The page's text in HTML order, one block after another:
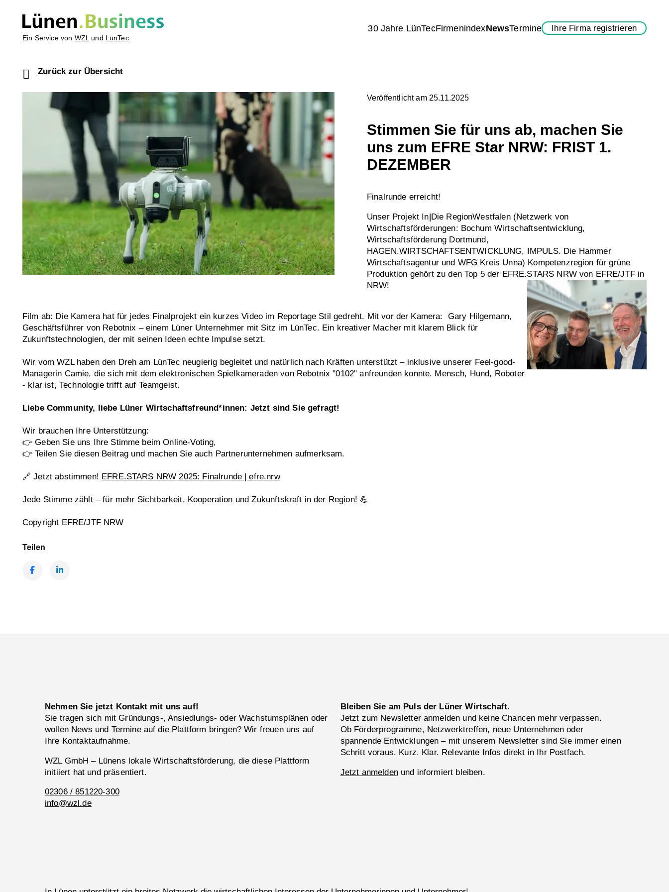
Ein Service von WZL und LünTec
30 Jahre LünTecFirmenindexNewsTermine Ihre Firma registrieren
Zurück zur Übersicht
Veröffentlicht am 25.11.2025
Stimmen Sie für uns ab, machen Sie
uns zum EFRE Star NRW: FRIST 1.
DEZEMBER
Finalrunde erreicht!
Unser Projekt In|Die RegionWestfalen (Netzwerk von
Wirtschaftsförderungen: Bochum Wirtschaftsentwicklung,
Wirtschaftsförderung Dortmund,
HAGEN.WIRTSCHAFTSENTWICKLUNG, IMPULS. Die Hammer
Wirtschaftsagentur und WFG Kreis Unna) Kompetenzregion für grüne
Produktion gehört zu den Top 5 der EFRE.STARS NRW von EFRE/JTF in
NRW!
Film ab: Die Kamera hat für jedes Finalprojekt ein kurzes Video im Reportage Stil gedreht. Mit vor der Kamera: Gary Hilgemann,
Geschäftsführer von Rebotnix – einem Lüner Unternehmer mit Sitz im LünTec. Ein kreativer Macher mit klarem Blick für
Zukunftstechnologien, der mit seinen Ideen echte Impulse setzt.
Wir vom WZL haben den Dreh am LünTec neugierig begleitet und natürlich nach Kräften unterstützt – inklusive unserer Feel-good-
Managerin Camie, die sich mit dem elektronischen Spielkameraden von Rebotnix "0102" anfreunden konnte. Mensch, Hund, Roboter
- klar ist, Technologie trifft auf Teamgeist.
Liebe Community, liebe Lüner Wirtschaftsfreund*innen: Jetzt sind Sie gefragt!
Wir brauchen Ihre Unterstützung:
👉 Geben Sie uns Ihre Stimme beim Online-Voting,
👉 Teilen Sie diesen Beitrag und machen Sie auch Partnerunternehmen aufmerksam.
🔗 Jetzt abstimmen! EFRE.STARS NRW 2025: Finalrunde | efre.nrw
Jede Stimme zählt – für mehr Sichtbarkeit, Kooperation und Zukunftskraft in der Region! 💪
Copyright EFRE/JTF NRW
Teilen
Nehmen Sie jetzt Kontakt mit uns auf!
Sie tragen sich mit Gründungs-, Ansiedlungs- oder Wachstumsplänen oder
wollen News und Termine auf die Plattform bringen? Wir freuen uns auf
Ihre Kontaktaufnahme.
WZL GmbH – Lünens lokale Wirtschaftsförderung, die diese Plattform
initiiert hat und präsentiert.
02306 / 851220-300
info@wzl.de
Bleiben Sie am Puls der Lüner Wirtschaft.
Jetzt zum Newsletter anmelden und keine Chancen mehr verpassen.
Ob Förderprogramme, Netzwerktreffen, neue Unternehmen oder
spannende Entwicklungen – mit unserem Newsletter sind Sie immer einen
Schritt voraus. Kurz. Klar. Relevante Infos direkt in Ihr Postfach.
Jetzt anmeldenund informiert bleiben.